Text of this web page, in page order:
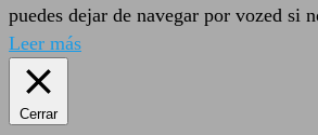
puedes dejar de navegar por vozed si
Leer más
Cerrar